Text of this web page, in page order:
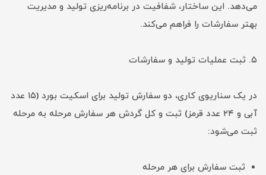
می‌دهد. این ساختار، شفافیت در برنامه‌ریزی تولید و مدیریت
بهتر سفارشات را فراهم می‌کند.
۵. ثبت عملیات تولید و سفارشات
در یک سناریوی کاری، دو سفارش تولید برای اسکیت بورد (۱۵ عدد
آبی و ۲۴ عدد قرمز) ثبت و کل گردش هر سفارش مرحله به مرحله
ثبت می‌شود:
ثبت سفارش برای هر مرحله